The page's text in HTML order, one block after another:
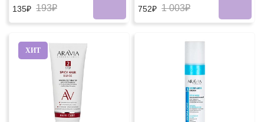
135₽ 193₽ 752₽ 1 003₽
ХИТ